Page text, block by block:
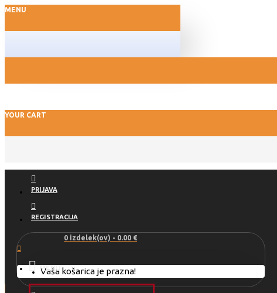
MENU
YOUR CART
PRIJAVA
REGISTRACIJA
0 izdelek(ov) - 0.00 €
Vaša košarica je prazna!
MENU